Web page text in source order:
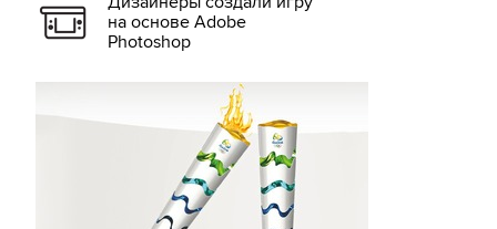
на основе Adobe
Photoshop